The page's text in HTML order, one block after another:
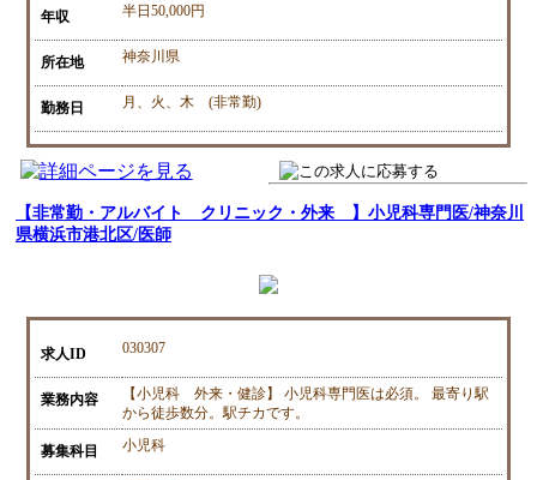
年収 半日50,000円
所在地 神奈川県
勤務日 月、火、木 (非常勤)
【非常勤・アルバイト クリニック・外来 】小児科専門医/神奈川
県横浜市港北区/医師
求人ID 030307
業務内容
【小児科 外来・健診】 小児科専門医は必須。 最寄り駅
から徒歩数分。駅チカです。
募集科目 小児科